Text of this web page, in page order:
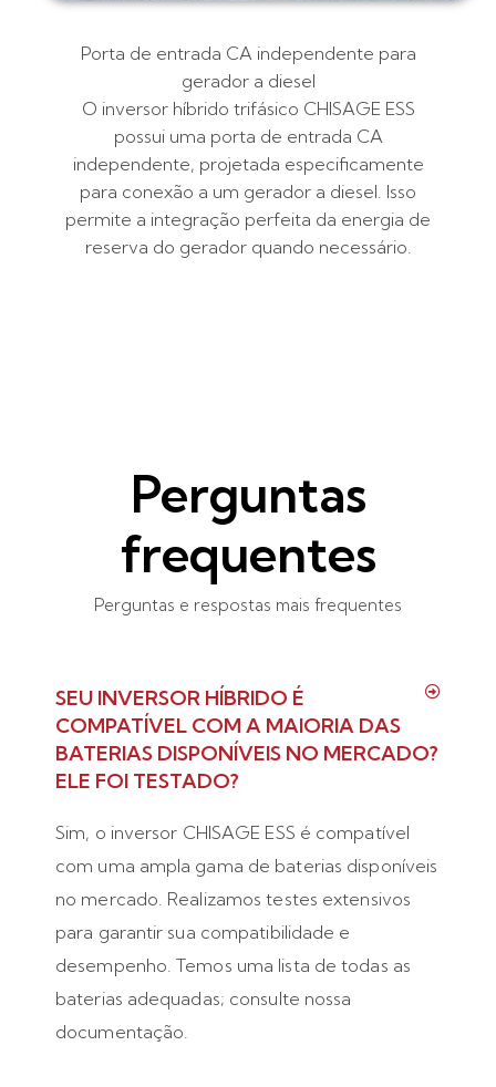
Porta de entrada CA independente para
gerador a diesel
O inversor híbrido trifásico CHISAGE ESS
possui uma porta de entrada CA
independente, projetada especificamente
para conexão a um gerador a diesel. Isso
permite a integração perfeita da energia de
reserva do gerador quando necessário.
Perguntas
frequentes
Perguntas e respostas mais frequentes
SEU INVERSOR HÍBRIDO É
COMPATÍVEL COM A MAIORIA DAS
BATERIAS DISPONÍVEIS NO MERCADO?
ELE FOI TESTADO?
Sim, o inversor CHISAGE ESS é compatível
com uma ampla gama de baterias disponíveis
no mercado. Realizamos testes extensivos
para garantir sua compatibilidade e
desempenho. Temos uma lista de todas as
baterias adequadas; consulte nossa
documentação.